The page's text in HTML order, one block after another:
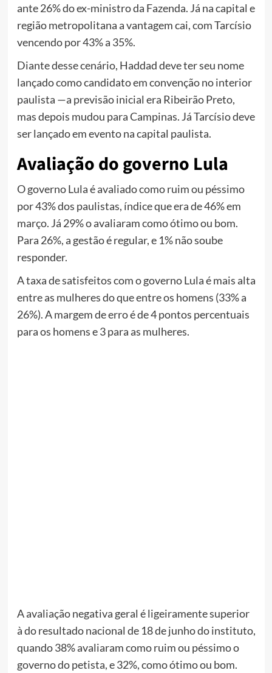
ante 26% do ex-ministro da Fazenda. Já na capital e
região metropolitana a vantagem cai, com Tarcísio
vencendo por 43% a 35%.
Diante desse cenário, Haddad deve ter seu nome
lançado como candidato em convenção no interior
paulista —a previsão inicial era Ribeirão Preto,
mas depois mudou para Campinas. Já Tarcísio deve
ser lançado em evento na capital paulista.
Avaliação do governo Lula
O governo Lula é avaliado como ruim ou péssimo
por 43% dos paulistas, índice que era de 46% em
março. Já 29% o avaliaram como ótimo ou bom.
Para 26%, a gestão é regular, e 1% não soube
responder.
A taxa de satisfeitos com o governo Lula é mais alta
entre as mulheres do que entre os homens (33% a
26%). A margem de erro é de 4 pontos percentuais
para os homens e 3 para as mulheres.
A avaliação negativa geral é ligeiramente superior
à do resultado nacional de 18 de junho do instituto,
quando 38% avaliaram como ruim ou péssimo o
governo do petista, e 32%, como ótimo ou bom.